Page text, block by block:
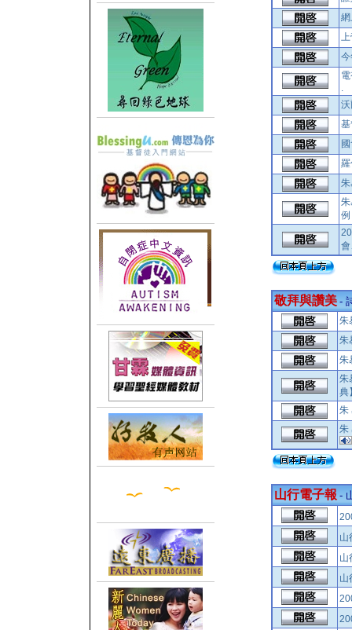
.
敬拜與讚美 -
朱
朱
朱
朱
朱
朱
山行電子報 -
山
山
山